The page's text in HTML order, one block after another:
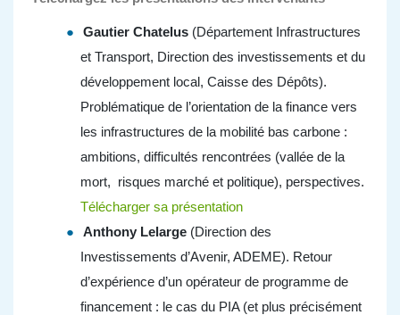
Gautier Chatelus(Département Infrastructures
et Transport, Direction des investissements et du
développement local, Caisse des Dépôts).
Problématique de l’orientation de la finance vers
les infrastructures de la mobilité bas carbone :
ambitions, difficultés rencontrées (vallée de la
mort, risques marché et politique), perspectives.
Télécharger sa présentation
Anthony Lelarge(Direction des
Investissements d’Avenir, ADEME). Retour
d’expérience d’un opérateur de programme de
financement : le cas du PIA (et plus précisément